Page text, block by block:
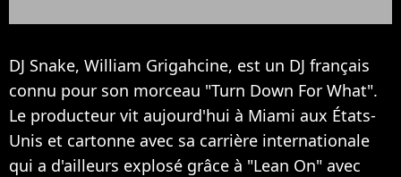
DJ Snake, William Grigahcine, est un DJ français
connu pour son morceau "Turn Down For What".
Le producteur vit aujourd'hui à Miami aux États-
Unis et cartonne avec sa carrière internationale
qui a d'ailleurs explosé grâce à "Lean On" avec